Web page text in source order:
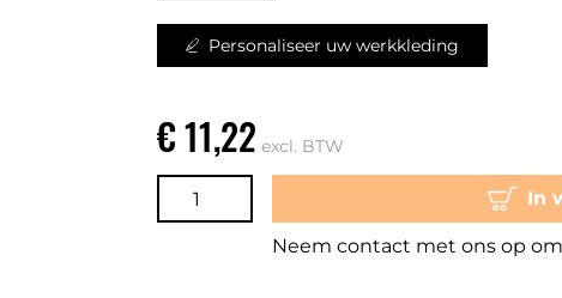
Personaliseer uw werkkleding
€ 11,22 excl. BTW
In
Neem contact met ons op